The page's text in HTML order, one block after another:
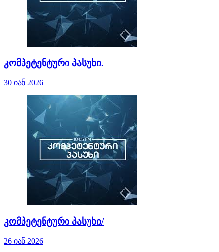
კომპეტენტური პასუხი.
30 იან 2026
კომპეტენტური პასუხი/
26 იან 2026